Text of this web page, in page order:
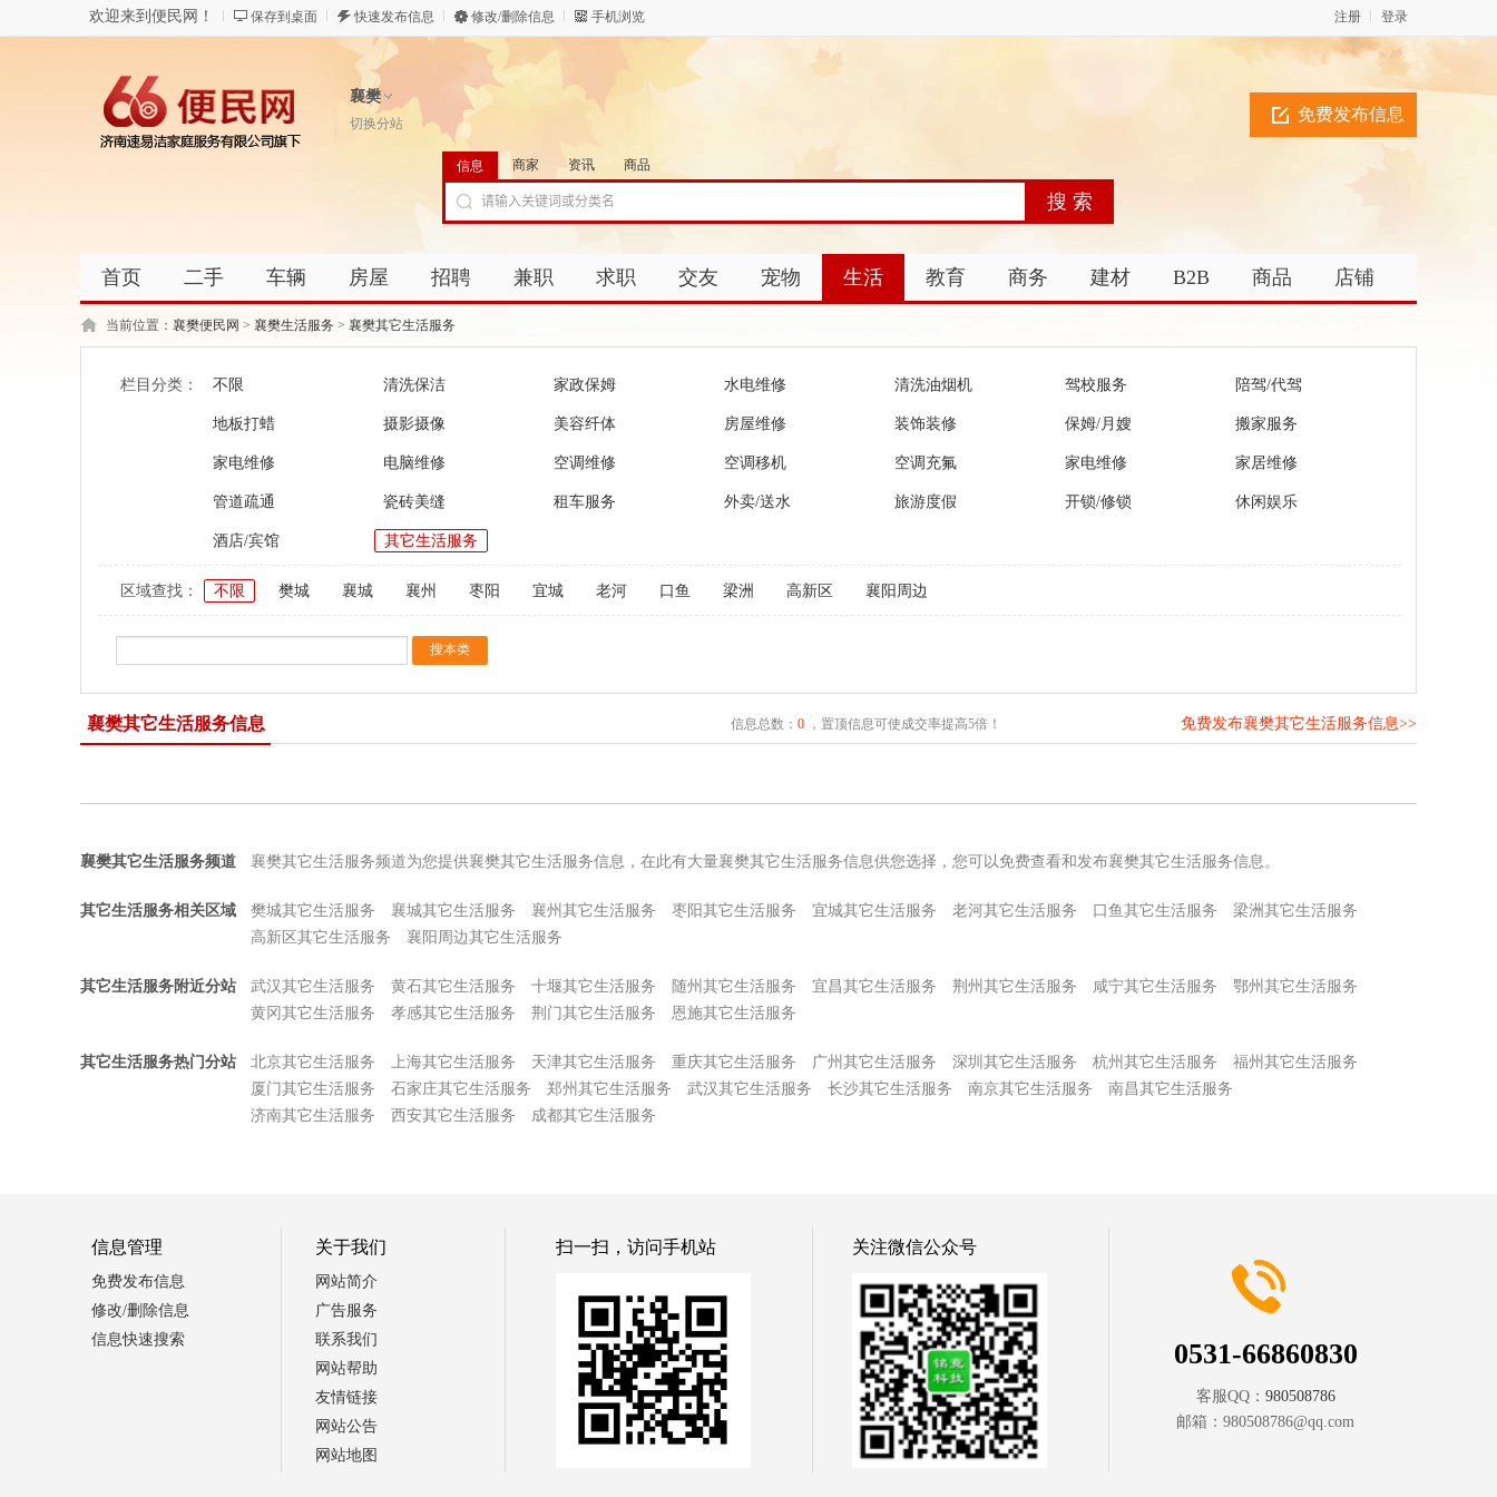
欢迎来到便民网！ 保存到桌面 快速发布信息 修改/删除信息 手机浏览 登录
注册
襄樊
切换分站 免费发布信息
信息 商家 资讯 商品
首页 二手 车辆 房屋 招聘 兼职 求职 交友 宠物 生活 教育 商务 建材 B2B 商品 店铺
当前位置： 襄樊便民网 > 襄樊生活服务 > 襄樊其它生活服务
栏目分类： 不限 清洗保洁 家政保姆 水电维修 清洗油烟机 驾校服务 陪驾/代驾
地板打蜡 摄影摄像 美容纤体 房屋维修 装饰装修 保姆/月嫂 搬家服务
家电维修 电脑维修 空调维修 空调移机 空调充氟 家电维修 家居维修
管道疏通 瓷砖美缝 租车服务 外卖/送水 旅游度假 开锁/修锁 休闲娱乐
酒店/宾馆 其它生活服务
区域查找： 不限 樊城 襄城 襄州 枣阳 宜城 老河 口鱼 梁洲 高新区 襄阳周边
襄樊其它生活服务信息 信息总数： 0，置顶信息可使成交率提高5倍！ 免费发布襄樊其它生活服务信息>>
襄樊其它生活服务频道 襄樊其它生活服务频道为您提供襄樊其它生活服务信息，在此有大量襄樊其它生活服务信息供您选择，您可以免费查看和发布襄樊其它生活服务信息。
其它生活服务相关区域 樊城其它生活服务 襄城其它生活服务 襄州其它生活服务 枣阳其它生活服务 宜城其它生活服务 老河其它生活服务 口鱼其它生活服务
梁洲其它生活服务
高新区其它生活服务
襄阳周边其它生活服务
其它生活服务附近分站 武汉其它生活服务 黄石其它生活服务 十堰其它生活服务 随州其它生活服务 宜昌其它生活服务 荆州其它生活服务 咸宁其它生活服务
鄂州其它生活服务
黄冈其它生活服务
孝感其它生活服务 荆门其它生活服务 恩施其它生活服务
其它生活服务热门分站 北京其它生活服务 上海其它生活服务 天津其它生活服务 重庆其它生活服务 广州其它生活服务 深圳其它生活服务 杭州其它生活服务
福州其它生活服务
厦门其它生活服务
石家庄其它生活服务 郑州其它生活服务 武汉其它生活服务 长沙其它生活服务 南京其它生活服务
南昌其它生活服务
济南其它生活服务
西安其它生活服务 成都其它生活服务
信息管理
免费发布信息
修改/删除信息
信息快速搜索
关于我们
网站简介
广告服务
联系我们
网站帮助
友情链接
网站公告
网站地图
扫一扫，访问手机站 关注微信公众号
0531-66860830
客服QQ： 980508786
邮箱： 980508786@qq.com